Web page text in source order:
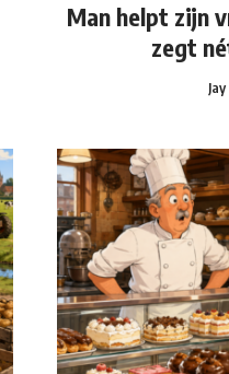
Man helpt zijn
zegt
Jay